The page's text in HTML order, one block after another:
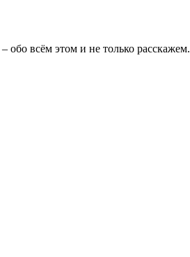
обо всём этом и не только расскажем.